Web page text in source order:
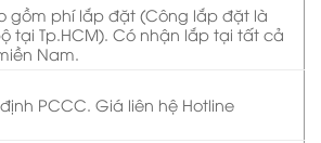
gồm phí lắp đặt (Công lắp đặt là
tại Tp.HCM). Có nhận lắp tại tất cả
Nam.
PCCC. Giá liên hệ Hotline